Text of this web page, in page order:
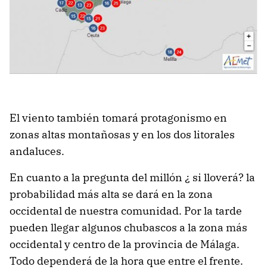
El viento también tomará protagonismo en
zonas altas montañosas y en los dos litorales
andaluces.
En cuanto a la pregunta del millón ¿ si lloverá? la
probabilidad más alta se dará en la zona
occidental de nuestra comunidad. Por la tarde
pueden llegar algunos chubascos a la zona más
occidental y centro de la provincia de Málaga.
Todo dependerá de la hora que entre el frente.